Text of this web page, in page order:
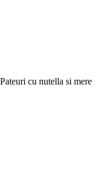
Pateuri cu nutella si mere